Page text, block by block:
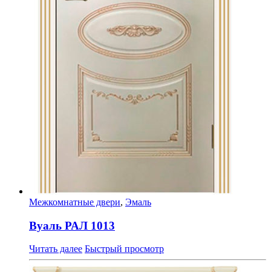
Межкомнатные двери, Эмаль
Вуаль РАЛ 1013
Читать далее Быстрый просмотр